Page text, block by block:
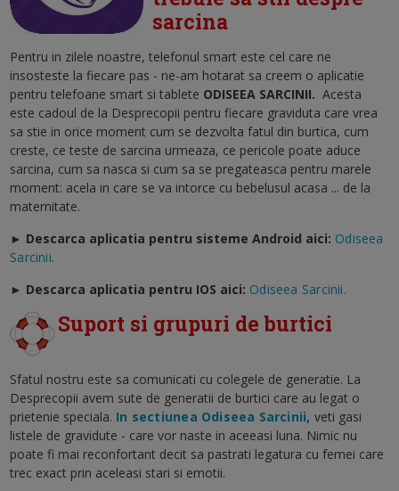
sarcina
Pentru in zilele noastre, telefonul smart este cel care ne
insosteste la fiecare pas - ne-am hotarat sa creem o aplicatie
pentru telefoane smart si tablete ODISEEA SARCINII. Acesta
este cadoul de la Desprecopii pentru fiecare graviduta care vrea
sa stie in orice moment cum se dezvolta fatul din burtica, cum
creste, ce teste de sarcina urmeaza, ce pericole poate aduce
sarcina, cum sa nasca si cum sa se pregateasca pentru marele
moment: acela in care se va intorce cu bebelusul acasa ... de la
maternitate.
► Descarca aplicatia pentru sisteme Android aici: Odiseea
Sarcinii.
► Descarca aplicatia pentru IOS aici: Odiseea Sarcinii.
Suport si grupuri de burtici
Sfatul nostru este sa comunicati cu colegele de generatie. La
Desprecopii avem sute de generatii de burtici care au legat o
prietenie speciala. In sectiunea Odiseea Sarcinii, veti gasi
listele de gravidute - care vor naste in aceeasi luna. Nimic nu
poate fi mai reconfortant decit sa pastrati legatura cu femei care
trec exact prin aceleasi stari si emotii.